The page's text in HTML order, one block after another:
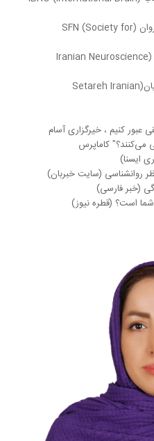
عضو رسمی سازمان جهانی اعصاب و روان (SFN (Society for
عضو رسمی انجمن علوم اعصاب ایران (Iranian Neuroscience
هیئت مدیره مرکز مشاوره ستاره ایرانیان(Setareh Iranian
کنیم ، خیرگزاری آسام
می‌کنند؟" کاماپرس
ایسنا)
(خبر فارسی)
است؟ (قطره نیوز)